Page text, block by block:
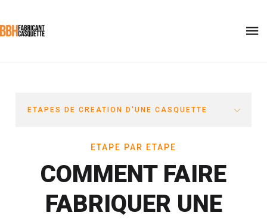
ETAPES DE CREATION D'UNE CASQUETTE
ETAPE PAR ETAPE
COMMENT FAIRE
FABRIQUER UNE